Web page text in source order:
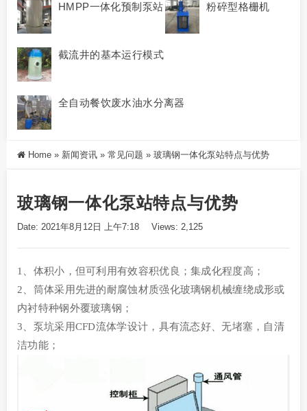
HMPP一体化预制泵站 粉碎型格栅机
截流井的基本运行模式
全自动餐饮废水油水分离器
Home » 新闻资讯 » 常见问题 » 玻璃钢一体化泵站特点与优势
玻璃钢一体化泵站特点与优势
Date: 2021年8月12日 上午7:18 Views: 2,125
1、体积小，但可利用有效容积优良；集成化程度高；
2、筒体采用先进的耐腐蚀材质强化玻璃钢机械缠绕成形或
内衬特种钢外覆玻璃钢；
3、泵坑采用CFD流体学设计，具有流态好、无堵塞，自清
洁功能；